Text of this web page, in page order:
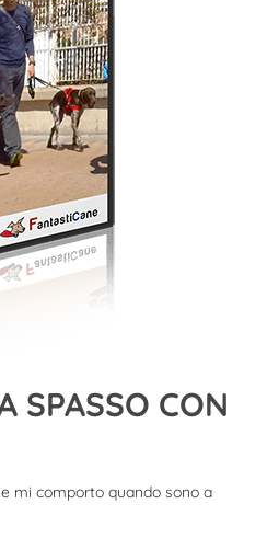
SPASSO CON
mi comporto quando sono a